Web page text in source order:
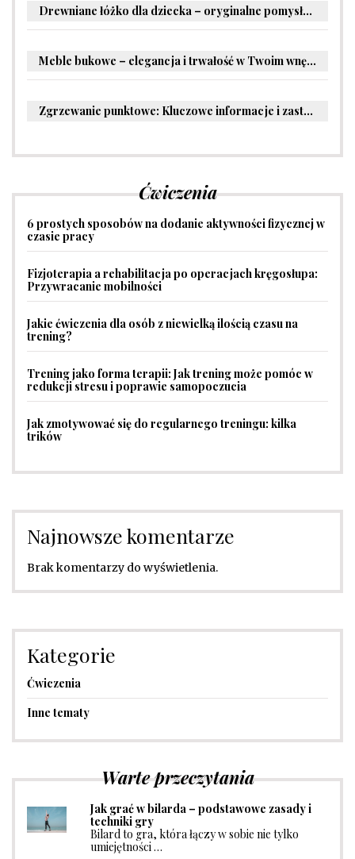
Drewniane łóżko dla dziecka – oryginalne pomysły na aranżację pokoju malucha
Meble bukowe – elegancja i trwałość w Twoim wnętrzu
Zgrzewanie punktowe: Kluczowe informacje i zastosowania w przemyśle
Ćwiczenia
6 prostych sposobów na dodanie aktywności fizycznej w
czasie pracy
Fizjoterapia a rehabilitacja po operacjach kręgosłupa:
Przywracanie mobilności
Jakie ćwiczenia dla osób z niewielką ilością czasu na
trening?
Trening jako forma terapii: Jak trening może pomóc w
redukcji stresu i poprawie samopoczucia
Jak zmotywować się do regularnego treningu: kilka
trików
Najnowsze komentarze
Brak komentarzy do wyświetlenia.
Kategorie
Ćwiczenia
Inne tematy
Warte przeczytania
Jak grać w bilarda – podstawowe zasady i
techniki gry
Bilard to gra, która łączy w sobie nie tylko
umiejętności …